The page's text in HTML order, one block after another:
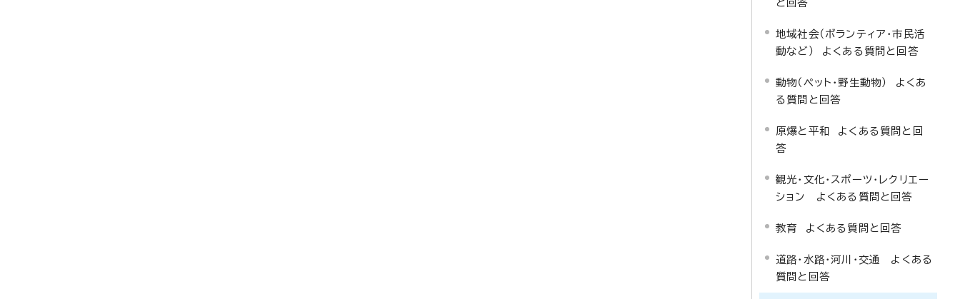
と回答
地域社会（ボランティア・市民活
動など） よくある質問と回答
動物（ペット・野生動物） よくあ
る質問と回答
原爆と平和 よくある質問と回
答
観光・文化・スポーツ・レクリエー
ション よくある質問と回答
教育 よくある質問と回答
道路・水路・河川・交通 よくある
質問と回答